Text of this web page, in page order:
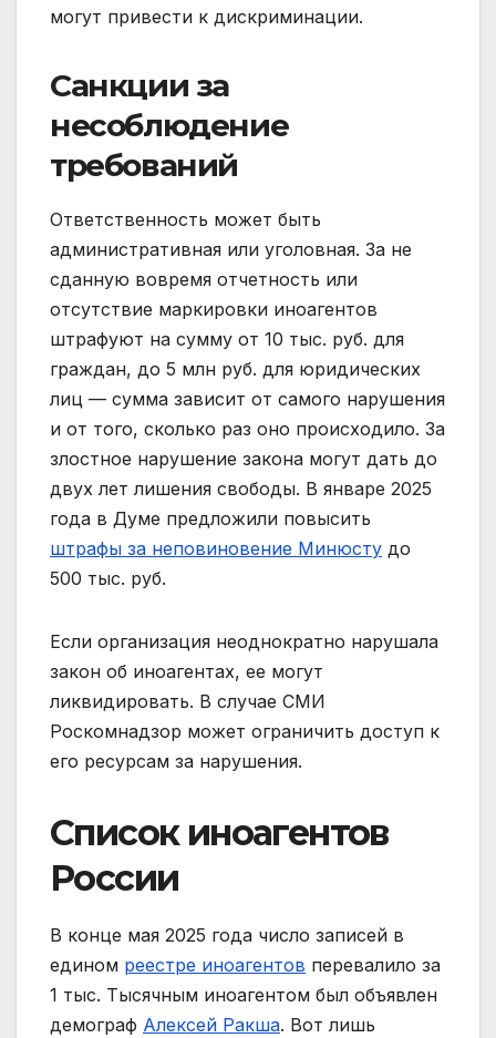
могут привести к дискриминации.
Санкции за
несоблюдение
требований
Ответственность может быть
административная или уголовная. За не
сданную вовремя отчетность или
отсутствие маркировки иноагентов
штрафуют на сумму от 10 тыс. руб. для
граждан, до 5 млн руб. для юридических
лиц — сумма зависит от самого нарушения
и от того, сколько раз оно происходило. За
злостное нарушение закона могут дать до
двух лет лишения свободы. В январе 2025
года в Думе предложили повысить
штрафы за неповиновение Минюсту до
500 тыс. руб.
Если организация неоднократно нарушала
закон об иноагентах, ее могут
ликвидировать. В случае СМИ
Роскомнадзор может ограничить доступ к
его ресурсам за нарушения.
Список иноагентов
России
В конце мая 2025 года число записей в
едином реестре иноагентов перевалило за
1 тыс. Тысячным иноагентом был объявлен
демограф Алексей Ракша. Вот лишь